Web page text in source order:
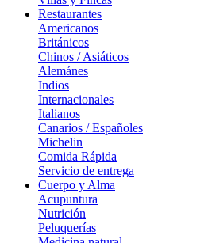
Restaurantes
Americanos
Británicos
Chinos / Asiáticos
Alemánes
Indios
Internacionales
Italianos
Canarios / Españoles
Michelin
Comida Rápida
Servicio de entrega
Cuerpo y Alma
Acupuntura
Nutrición
Peluquerías